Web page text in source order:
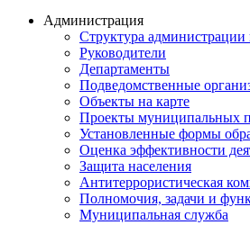
Администрация
Структура администрации
Руководители
Департаменты
Подведомственные
Объекты на карте
Проекты муниципальных
Установленные формы
Оценка эффективности
Защита населения
Антитеррористическая
Полномочия, задачи и
Муниципальная служба